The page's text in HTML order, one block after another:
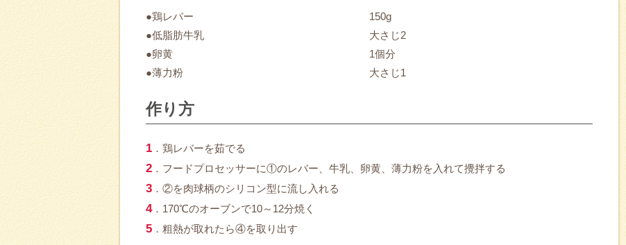
●鶏レバー
●低脂肪牛乳
●卵黄
●薄力粉
150g
大さじ2
1個分
大さじ1
作り方
1 ．鶏レバーを茹でる
2 ．フードプロセッサーに①のレバー、牛乳、卵黄、薄力粉を入れて攪拌する
3 ．②を肉球柄のシリコン型に流し入れる
4．170℃のオーブンで10～12分焼く
5 ．粗熱が取れたら④を取り出す